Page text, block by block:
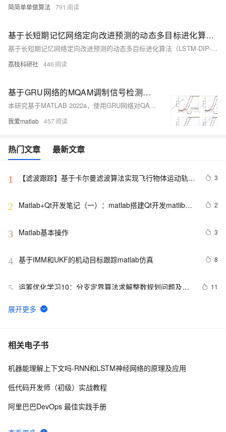
简简单单做算法 791
基于长短期记忆网络定向改进预测的动态多目标进化算法（LSTM-DIP-DMOEA）求解CEC2018（DF1-DF14）研究（Matlab代码实现）
基于长短期记忆网络定向改进预测的动态多目标进化算法（LSTM-DIP-DMOEA）求解CEC2018（DF1-DF14）研究（Matlab代码实现）
荔枝科研社 446
基于GRU网络的MQAM调制信号检测算法matlab仿真,对比LSTM
本研究基于MATLAB 2022a，使用GRU网络对QAM调制信号进行检测。QAM是一种高效调制技术，广泛应用于现代通信系统。传统方法在复杂环境下性能下降，而GRU通过门控机制有效提取时间序列特征，实现16QAM、32QAM、64QAM、128QAM的准确检测。仿真结果显示，GRU在低SNR下表现优异，且训练速度快，参数少。核心程序包括模型预测、误检率和漏检率计算，并绘制准确率图。
我爱matlab 457
热门文章 最新文章
1
【滤波跟踪】基于卡尔曼滤波算法实现飞行物体运动轨迹
3
2
Matlab+Qt开发笔记（一）：matlab搭建Qt开发matlib环
2
3 Matlab基本操作 3
4 基于IMM和UKF的机动目标跟踪matlab仿真 8
5 运筹优化学习10：分支定界算法求解整数规划问题及其
11
6
基于粒子群优化算法的配电网光伏储能双层优化配置模型
7 3D-MIMO信道模型的MATLAB模拟与仿真
8 【Simulink】基于FCS-MPC的三相并网逆变器电流控制
由算法附matlab代码
相关电子书
机器能理解上下文吗-RNN和LSTM神经网络的原理及应用
低代码开发师（初级）实战教程
阿里巴巴DevOps 最佳实践手册